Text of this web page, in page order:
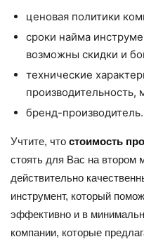
ценовая политики
сроки найма
возможны скидки и
технические
производительность,
бренд-производитель.
Учтите, что стоимость
стоять для Вас на
действительно
инструмент, который
эффективно и в
компании, которые